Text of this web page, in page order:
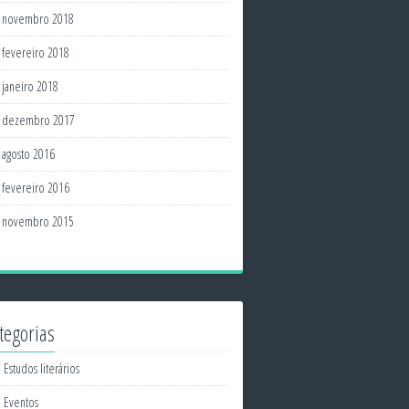
novembro 2018
fevereiro 2018
janeiro 2018
dezembro 2017
agosto 2016
fevereiro 2016
novembro 2015
Estudos literários
Eventos